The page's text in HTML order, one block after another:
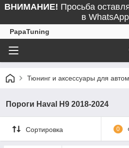
ВНИМАНИЕ! Просьба
в
PapaTuning
Тюнинг и аксессуары для
Пороги Haval H9 2018-2024
Сортировка 0